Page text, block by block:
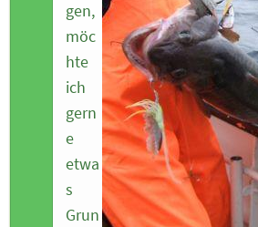
gen,
möc
hte
ich
gern
e
etwa
s
Grun